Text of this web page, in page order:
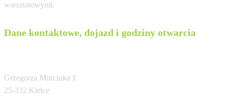
warsztatowymi.
Dane kontaktowe, dojazd i godziny otwarcia
Grzegorza Morcinka 1
25-332 Kielce